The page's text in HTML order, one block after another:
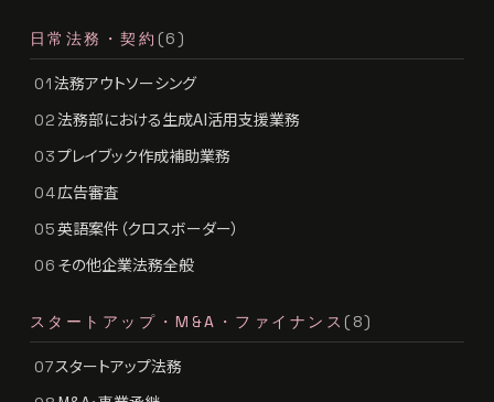
日常法務・契約 (6)
01法務アウトソーシング
02法務部における生成AI活用支援業務
03プレイブック作成補助業務
04広告審査
05英語案件（クロスボーダー）
06 その他企業法務全般
スタートアップ・M&A・ファイナンス (8)
07スタートアップ法務